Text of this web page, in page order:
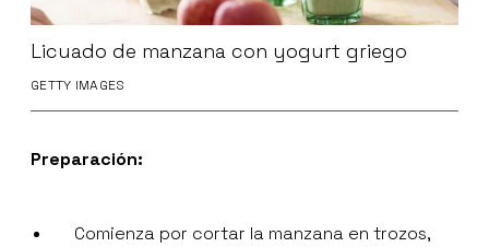
Licuado de manzana con yogurt griego
GETTY IMAGES
Preparación:
Comienza por cortar la manzana en trozos,